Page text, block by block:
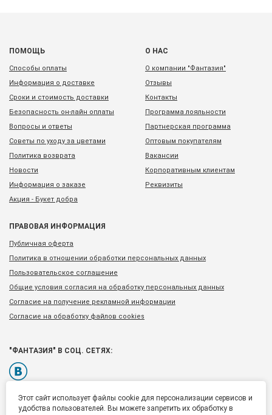
Этот сайт использует файлы cookie для персонализации сервисов и
удобства пользователей. Вы можете запретить их обработку в
ПОМОЩЬ
Способы оплаты
Информация о доставке
Сроки и стоимость доставки
Безопасность он-лайн оплаты
Вопросы и ответы
Советы по уходу за цветами
Политика возврата
Новости
Информация о заказе
Акция - Букет добра
О НАС
О компании "Фантазия"
Отзывы
Контакты
Программа лояльности
Партнерская программа
Оптовым покупателям
Вакансии
Корпоративным клиентам
Реквизиты
ПРАВОВАЯ ИНФОРМАЦИЯ
Публичная оферта
Политика в отношении обработки персональных данных
Пользовательское соглашение
Общие условия согласия на обработку персональных данных
Согласие на получение рекламной информации
Согласие на обработку файлов cookies
"ФАНТАЗИЯ" В СОЦ. СЕТЯХ: